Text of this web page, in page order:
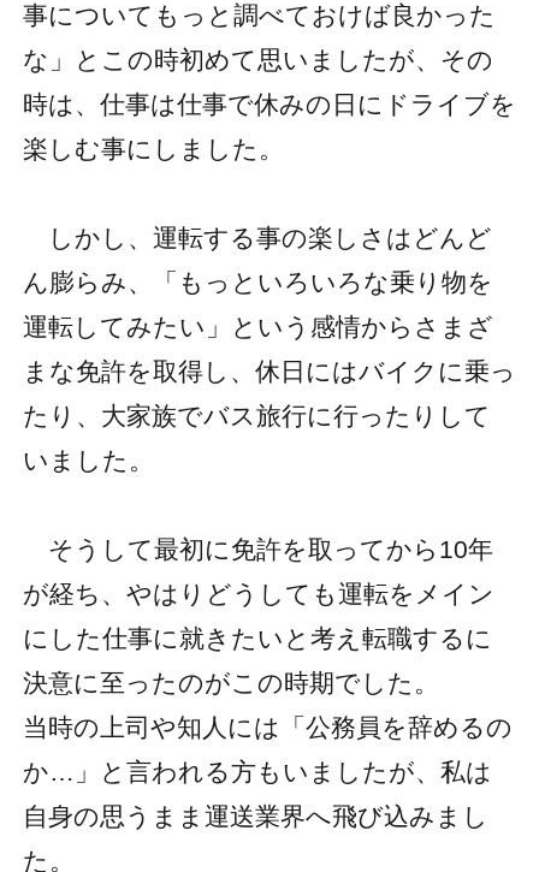
事についてもっと調べておけば良かった
な」とこの時初めて思いましたが、その
時は、仕事は仕事で休みの日にドライブを
楽しむ事にしました。
しかし、運転する事の楽しさはどんど
ん膨らみ、「もっといろいろな乗り物を
運転してみたい」という感情からさまざ
まな免許を取得し、休日にはバイクに乗っ
たり、大家族でバス旅行に行ったりして
いました。
そうして最初に免許を取ってから10年
が経ち、やはりどうしても運転をメイン
にした仕事に就きたいと考え転職するに
決意に至ったのがこの時期でした。
当時の上司や知人には「公務員を辞めるの
か…」と言われる方もいましたが、私は
自身の思うまま運送業界へ飛び込みまし
た。